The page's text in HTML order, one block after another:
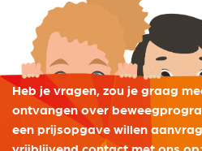
Heb je vragen, zou je graag
ontvangen over
een prijsopgave willen